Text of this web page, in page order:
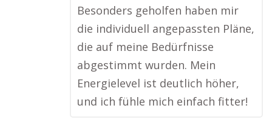
Besonders geholfen haben mir
die individuell angepassten Pläne,
die auf meine Bedürfnisse
abgestimmt wurden. Mein
Energielevel ist deutlich höher,
und ich fühle mich einfach fitter!